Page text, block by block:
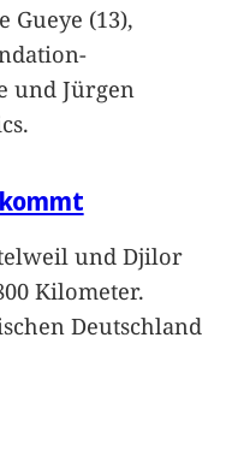
Gueye (13),
und Jürgen
und Djilor
Kilometer.
Deutschland